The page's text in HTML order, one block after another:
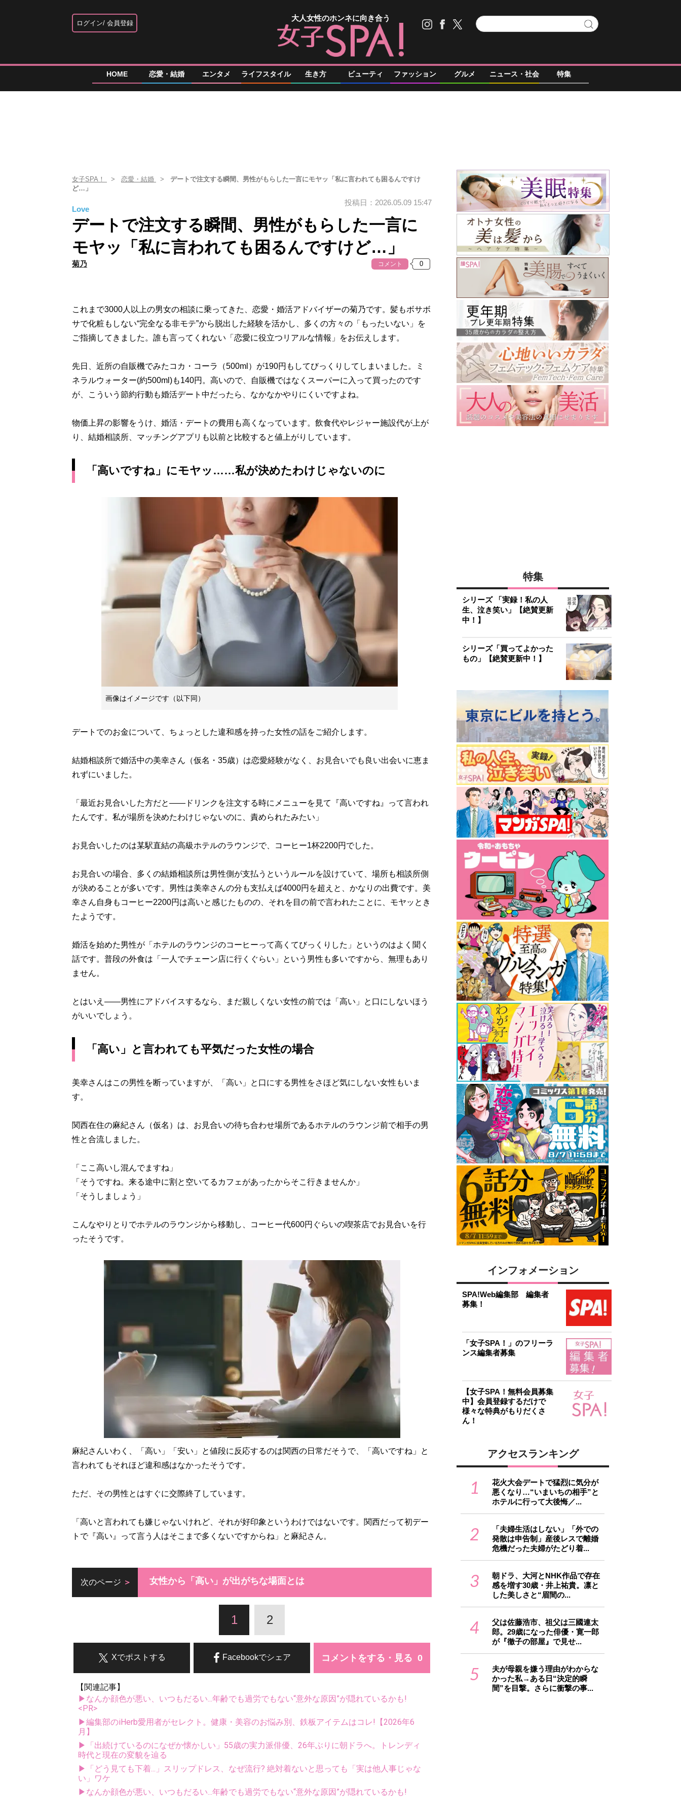
ログイン 会員登録
大人女性のホンネに向き合う
HOME 恋愛・結婚 エンタメ ライフスタイル 生き方 ビューティ ファッション グルメ ニュース・社会 特集
女子SPA！ 恋愛・結婚
デートで注文する瞬間、男性がもらした一言にモヤッ「私に言われても困るんですけ
ど…」
Love
投稿日：2026.05.09 15:47
デートで注文する瞬間、男性がもらした一言に
モヤッ「私に言われても困るんですけど…」
菊乃 コメント
これまで3000人以上の男女の相談に乗ってきた、恋愛・婚活アドバイザーの菊乃です。髪もボサボ
サで化粧もしない“完全なる非モテ”から脱出した経験を活かし、多くの方々の「もったいない」を
ご指摘してきました。誰も言ってくれない「恋愛に役立つリアルな情報」をお伝えします。
先日、近所の自販機でみたコカ・コーラ（500ml）が190円もしてびっくりしてしまいました。ミ
ネラルウォーター(約500ml)も140円。高いので、自販機ではなくスーパーに入って買ったのです
が、こういう節約行動も婚活デート中だったら、なかなかやりにくいですよね。
物価上昇の影響をうけ、婚活・デートの費用も高くなっています。飲食代やレジャー施設代が上が
り、結婚相談所、マッチングアプリも以前と比較すると値上がりしています。
「高いですね」にモヤッ……私が決めたわけじゃないのに
画像はイメージです（以下同）
デートでのお金について、ちょっとした違和感を持った女性の話をご紹介します。
結婚相談所で婚活中の美幸さん（仮名・35歳）は恋愛経験がなく、お見合いでも良い出会いに恵ま
れずにいました。
「最近お見合いした方だと――ドリンクを注文する時にメニューを見て『高いですね』って言われ
たんです。私が場所を決めたわけじゃないのに、責められたみたい」
お見合いしたのは某駅直結の高級ホテルのラウンジで、コーヒー1杯2200円でした。
お見合いの場合、多くの結婚相談所は男性側が支払うというルールを設けていて、場所も相談所側
が決めることが多いです。男性は美幸さんの分も支払えば4000円を超えと、かなりの出費です。美
幸さん自身もコーヒー2200円は高いと感じたものの、それを目の前で言われたことに、モヤッとき
たようです。
婚活を始めた男性が「ホテルのラウンジのコーヒーって高くてびっくりした」というのはよく聞く
話です。普段の外食は「一人でチェーン店に行くぐらい」という男性も多いですから、無理もあり
ません。
とはいえ――男性にアドバイスするなら、まだ親しくない女性の前では「高い」と口にしないほう
がいいでしょう。
「高い」と言われても平気だった女性の場合
美幸さんはこの男性を断っていますが、「高い」と口にする男性をさほど気にしない女性もいま
す。
関西在住の麻紀さん（仮名）は、お見合いの待ち合わせ場所であるホテルのラウンジ前で相手の男
性と合流しました。
「ここ高いし混んでますね」
「そうですね。来る途中に割と空いてるカフェがあったからそこ行きませんか」
「そうしましょう」
こんなやりとりでホテルのラウンジから移動し、コーヒー代600円ぐらいの喫茶店でお見合いを行
ったそうです。
麻紀さんいわく、「高い」「安い」と値段に反応するのは関西の日常だそうで、「高いですね」と
言われてもそれほど違和感はなかったそうです。
ただ、その男性とはすぐに交際終了しています。
「高いと言われても嫌じゃないけれど、それが好印象というわけではないです。関西だって初デー
トで『高い』って言う人はそこまで多くないですからね」と麻紀さん。
次のページ 女性から「高い」が出がちな場面とは
1 2
コメントをする・見る
Facebookでシェア
Xでポストする
【関連記事】
▶なんか顔色が悪い、いつもだるい...年齢でも過労でもない“意外な原因”が隠れているかも!
<PR>
▶編集部のiHerb愛用者がセレクト。健康・美容のお悩み別、鉄板アイテムはコレ!【2026年6
月】
▶「出続けているのになぜか懐かしい」55歳の実力派俳優、26年ぶりに朝ドラへ。トレンディ
時代と現在の変貌を辿る
▶「どう見ても下着...」スリップドレス、なぜ流行? 絶対着ないと思っても「実は他人事じゃな
い」ワケ
▶なんか顔色が悪い、いつもだるい...年齢でも過労でもない“意外な原因”が隠れているかも!
特集
シリーズ 「実録！私の人
生、泣き笑い」【絶賛更新
中！】
シリーズ「買ってよかった
もの」【絶賛更新中！】
インフォメーション
SPA!Web編集部 編集者
募集！
「女子SPA！」のフリーラ
ンス編集者募集
【女子SPA！無料会員募集
中】会員登録するだけで
様々な特典がもりだくさ
ん！
アクセスランキング
1
花火大会デートで猛烈に気分が
悪くなり…“いまいちの相手”と
ホテルに行って大後悔／...
2
「夫婦生活はしない」「外での
発散は申告制」産後レスで離婚
危機だった夫婦がたどり着...
3
朝ドラ、大河とNHK作品で存在
感を増す30歳・井上祐貴。凛と
した美しさと“眉間の...
4
父は佐藤浩市、祖父は三國連太
郎。29歳になった俳優・寛一郎
が『徹子の部屋』で見せ...
5
夫が母親を嫌う理由がわからな
かった私→ある日“決定的瞬
間”を目撃。さらに衝撃の事...